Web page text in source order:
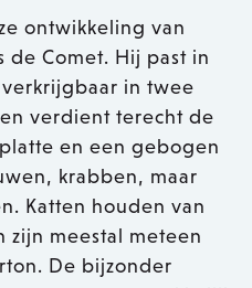
ontwikkeling van
de Comet. Hij past in
in twee
verdient terecht de
en een gebogen
krabben, maar
Katten houden van
zijn meestal meteen
De bijzonder